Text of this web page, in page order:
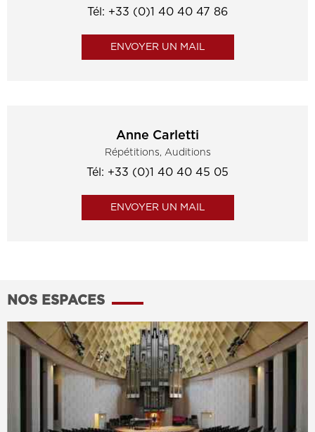
Tél: +33 (0)1 40 40 47 86
ENVOYER UN MAIL
Anne Carletti
Répétitions, Auditions
Tél: +33 (0)1 40 40 45 05
ENVOYER UN MAIL
NOS ESPACES